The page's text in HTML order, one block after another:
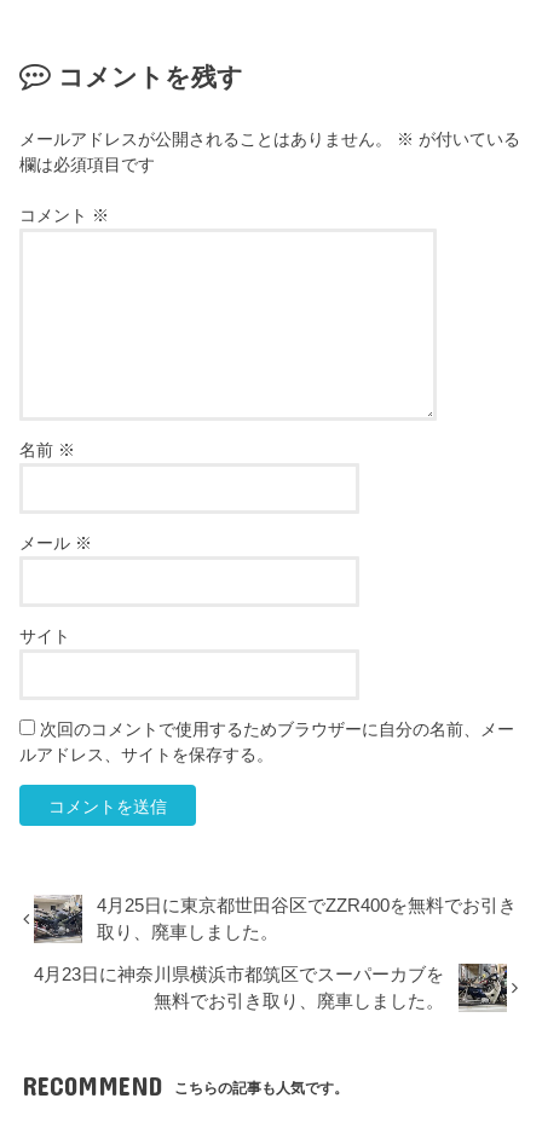
コメントを残す
メールアドレスが公開されることはありません。 ※ が付いている
欄は必須項目です
コメント ※
名前 ※
メール ※
サイト
次回のコメントで使用するためブラウザーに自分の名前、メー
ルアドレス、サイトを保存する。
4月25日に東京都世田谷区でZZR400を無料でお引き
取り、廃車しました。
4月23日に神奈川県横浜市都筑区でスーパーカブを
無料でお引き取り、廃車しました。
RECOMMEND こちらの記事も人気です。